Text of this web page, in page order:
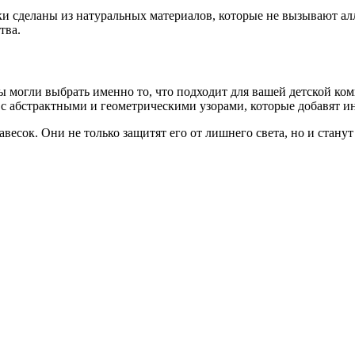
сделаны из натуральных материалов, которые не вызывают
выбрать именно то, что подходит для вашей детской
и геометрическими узорами, которые добавят
Они не только защитят его от лишнего света, но и